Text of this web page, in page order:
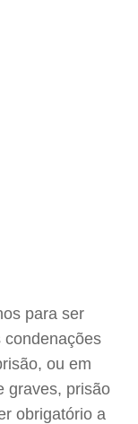
para ser
condenações
ou em
graves, prisão
obrigatório a